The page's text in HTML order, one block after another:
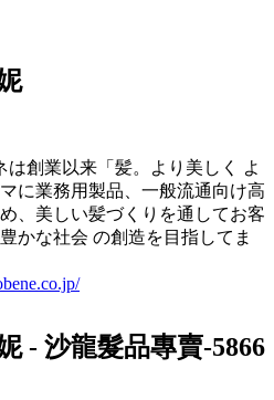
は創業以来「髪。より美しく よ
に業務用製品、一般流通向け高
、美しい髪づくりを通してお客
かな社会 の創造を目指してま
- 沙龍髮品專賣-5866